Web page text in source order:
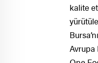
kalite
Avrupa